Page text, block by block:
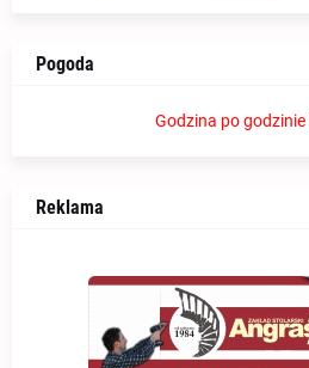
Pogoda
Godzina po godzinie
Reklama